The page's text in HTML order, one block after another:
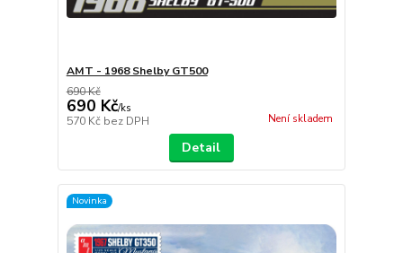
AMT - 1968 Shelby GT500
690 Kč
690 Kč/ks
570 Kč bez DPH Není skladem
Detail
Novinka